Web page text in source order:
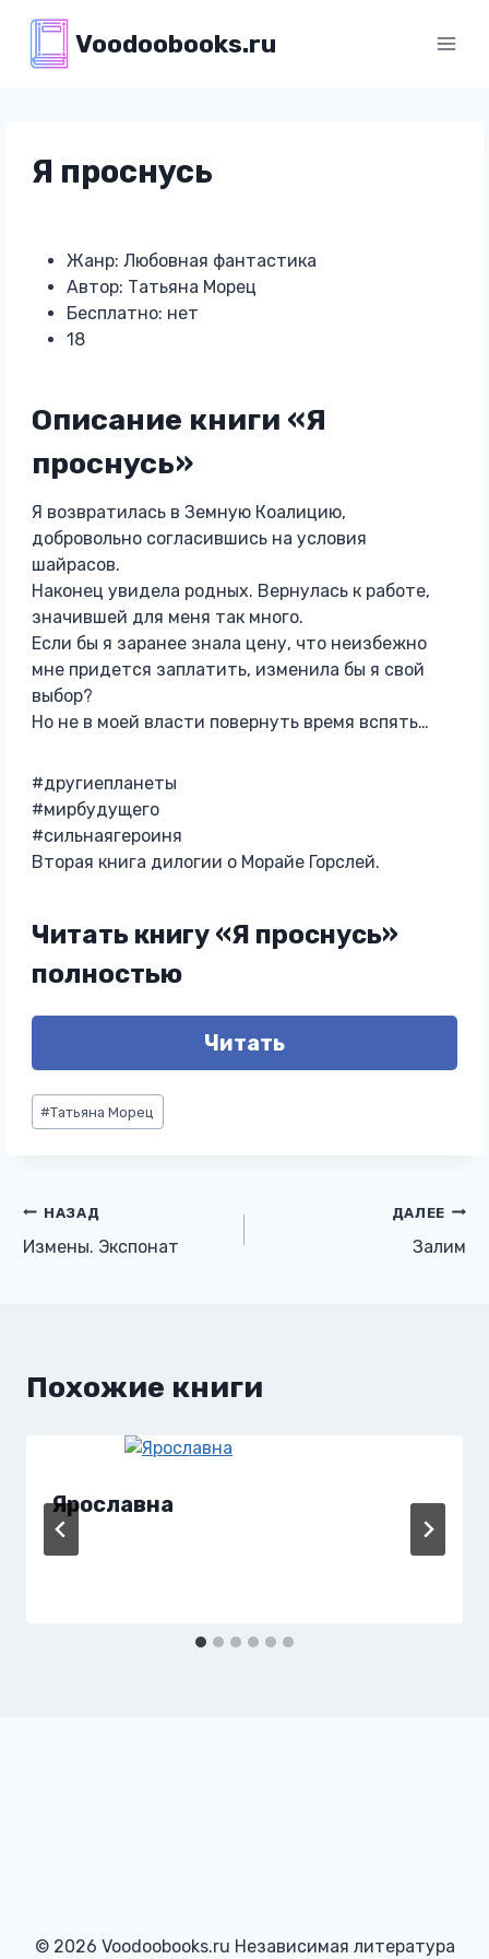
содержимому
Voodoobooks.ru
Я проснусь
Жанр: Любовная фантастика
Автор: Татьяна Морец
Бесплатно: нет
18
Описание книги «Я
проснусь»
Я возвратилась в Земную Коалицию,
добровольно согласившись на условия
шайрасов.
Наконец увидела родных. Вернулась к работе,
значившей для меня так много.
Если бы я заранее знала цену, что неизбежно
мне придется заплатить, изменила бы я свой
выбор?
Но не в моей власти повернуть время вспять…
#другиепланеты
#мирбудущего
#сильнаягероиня
Вторая книга дилогии о Морайе Горслей.
Читать книгу «Я проснусь»
полностью
Читать
Метки
записи:
#Татьяна Морец
Навигация
по
НАЗАД
Измены. Экспонат
ДАЛЕЕ
Залим
Похожие книги
Ярославна
© 2026 Voodoobooks.ru Независимая литература